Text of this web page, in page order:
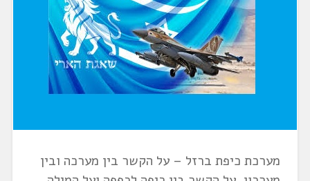
מערכת כיפת ברזל – על הקשר בין מערכה ובין